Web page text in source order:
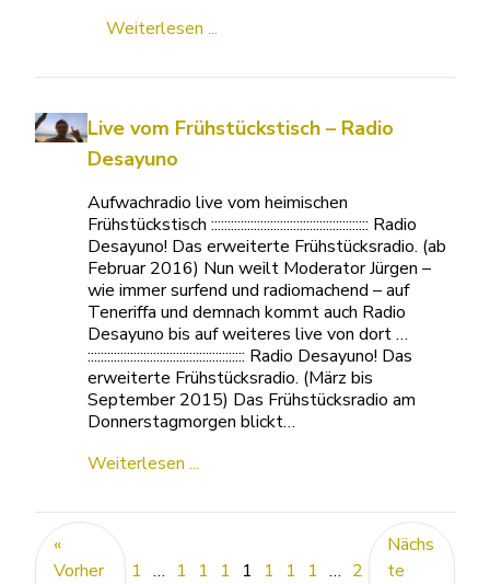
Weiterlesen ...
Live vom Frühstückstisch – Radio
Desayuno
Aufwachradio live vom heimischen
Frühstückstisch :::::::::::::::::::::::::::::::::::::::::::::::: Radio
Desayuno! Das erweiterte Frühstücksradio. (ab
Februar 2016) Nun weilt Moderator Jürgen –
wie immer surfend und radiomachend – auf
Teneriffa und demnach kommt auch Radio
Desayuno bis auf weiteres live von dort …
:::::::::::::::::::::::::::::::::::::::::::::::: Radio Desayuno! Das
erweiterte Frühstücksradio. (März bis
September 2015) Das Frühstücksradio am
Donnerstagmorgen blickt…
Weiterlesen ...
«
Vorher
1 … 1
1
1
1
1
1
1 … 2
Nächs
te